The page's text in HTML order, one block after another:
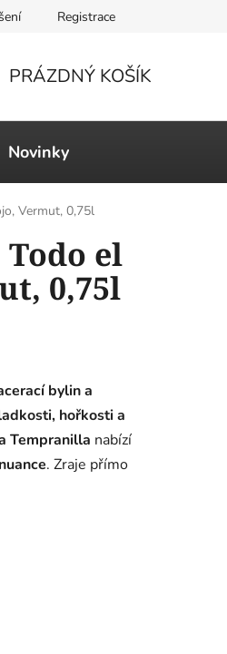
Registrace
PRÁZDNÝ KOŠÍK
Novinky
Vermut, 0,75l
el
0,75l
bylin a
hořkosti a
Tempranilla nabízí
. Zraje přímo